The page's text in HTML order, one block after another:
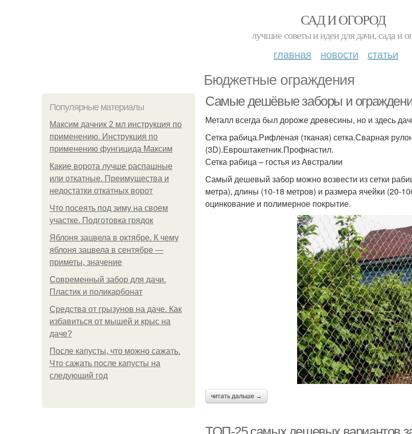
САД И ОГОРОД
лучшие советы и идеи для дачи, сада и
главная новости статьи
Бюджетные ограждения
Популярные материалы
Максим дачник 2 мл инструкция по
применению. Инструкция по
применению фунгицида Максим
Какие ворота лучше распашные
или откатные. Преимущества и
недостатки откатных ворот
Что посеять под зиму на своем
участке. Подготовка грядок
Яблоня зацвела в октябре. К чему
яблоня зацвела в сентябре —
приметы, значение
Современный забор для дачи.
Пластик и поликарбонат
Средства от грызунов на даче. Как
избавиться от мышей и крыс на
даче?
После капусты, что можно сажать.
Что сажать после капусты на
следующий год
Самые дешёвые заборы и
Металл всегда был дороже древесины, но и здесь
Сетка рабица.Рифленая (тканая) сетка.Сварная
(3D).Евроштакетник.Профнастил.
Сетка рабица – гостья из Австралии
Самый дешевый забор можно возвести из сетки
метра), длины (10-18 метров) и размера ячейки (20-
оцинкование и полимерное покрытие.
читать дальше →